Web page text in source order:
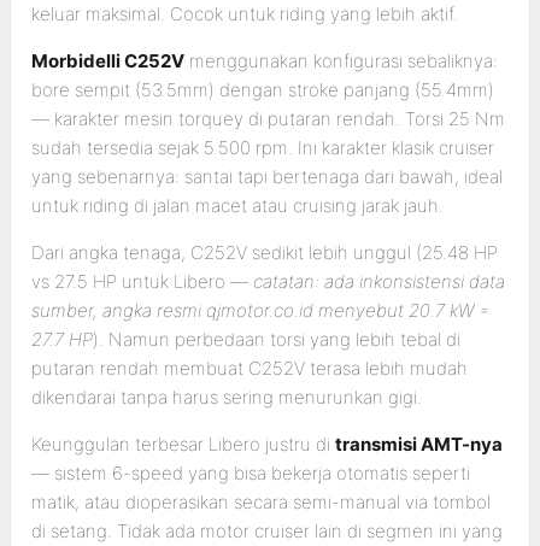
keluar maksimal. Cocok untuk riding yang lebih aktif.
Morbidelli C252V menggunakan konfigurasi sebaliknya:
bore sempit (53.5mm) dengan stroke panjang (55.4mm)
— karakter mesin torquey di putaran rendah. Torsi 25 Nm
sudah tersedia sejak 5.500 rpm. Ini karakter klasik cruiser
yang sebenarnya: santai tapi bertenaga dari bawah, ideal
untuk riding di jalan macet atau cruising jarak jauh.
Dari angka tenaga, C252V sedikit lebih unggul (25.48 HP
vs 27.5 HP untuk Libero — catatan: ada inkonsistensi data
sumber, angka resmi qjmotor.co.id menyebut 20.7 kW =
27.7 HP). Namun perbedaan torsi yang lebih tebal di
putaran rendah membuat C252V terasa lebih mudah
dikendarai tanpa harus sering menurunkan gigi.
Keunggulan terbesar Libero justru ditransmisi AMT-nya
— sistem 6-speed yang bisa bekerja otomatis seperti
matik, atau dioperasikan secara semi-manual via tombol
di setang. Tidak ada motor cruiser lain di segmen ini yang